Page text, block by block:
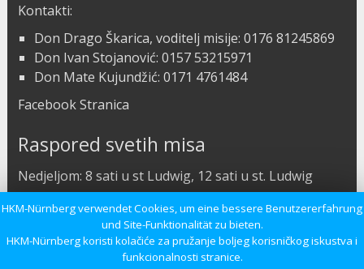
Kontakti:
Don Drago Škarica, voditelj misije: 0176 81245869
Don Ivan Stojanović: 0157 53215971
Don Mate Kujundžić: 0171 4761484
Facebook Stranica
Raspored svetih misa
Nedjeljom: 8 sati u st Ludwig, 12 sati u st. Ludwig
Subotom: 8 sati u Kapeli
Radnim danom: 18 sati u Kapeli
HKM-Nürnberg verwendet Cookies, um eine bessere Benutzererfahrung
und Site-Funktionalität zu bieten.
HKM-Nürnberg koristi kolačiće za pružanje boljeg korisničkog iskustva i
funkcionalnosti stranice.